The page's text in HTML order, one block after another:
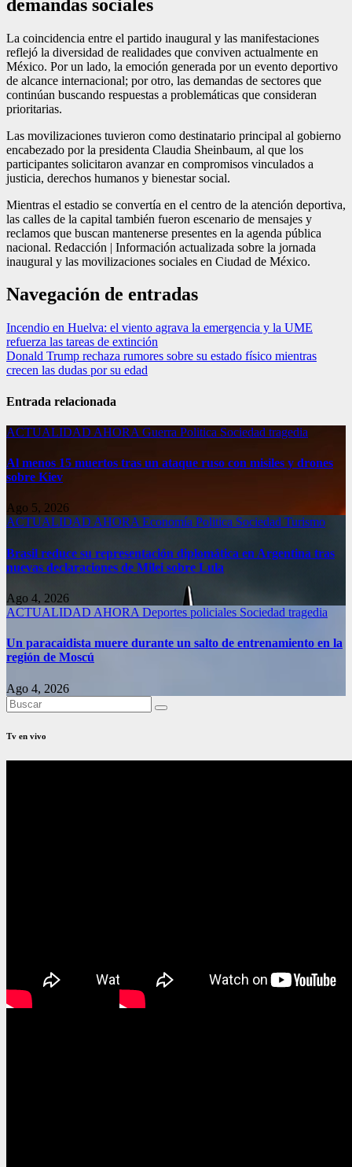
demandas sociales
La coincidencia entre el partido inaugural y las manifestaciones
reflejó la diversidad de realidades que conviven actualmente en
México. Por un lado, la emoción generada por un evento deportivo
de alcance internacional; por otro, las demandas de sectores que
continúan buscando respuestas a problemáticas que consideran
prioritarias.
Las movilizaciones tuvieron como destinatario principal al gobierno
encabezado por la presidenta Claudia Sheinbaum, al que los
participantes solicitaron avanzar en compromisos vinculados a
justicia, derechos humanos y bienestar social.
Mientras el estadio se convertía en el centro de la atención deportiva,
las calles de la capital también fueron escenario de mensajes y
reclamos que buscan mantenerse presentes en la agenda pública
nacional. Redacción | Información actualizada sobre la jornada
inaugural y las movilizaciones sociales en Ciudad de México.
Navegación de entradas
Incendio en Huelva: el viento agrava la emergencia y la UME
refuerza las tareas de extinción
Donald Trump rechaza rumores sobre su estado físico mientras
crecen las dudas por su edad
Entrada relacionada
ACTUALIDAD AHORA Guerra Politica Sociedad tragedia
Al menos 15 muertos tras un ataque ruso con misiles y drones
sobre Kiev
Ago 5, 2026
ACTUALIDAD AHORAEconomía Politica Sociedad Turismo
Brasil reduce su representación diplomática en Argentina tras
nuevas declaraciones de Milei sobre Lula
Ago 4, 2026
ACTUALIDAD AHORA Deportes policiales Sociedad tragedia
Un paracaidista muere durante un salto de entrenamiento en la
región de Moscú
Ago 4, 2026
Tv en vivo